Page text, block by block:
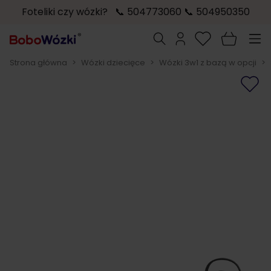
Foteliki czy wózki? 📞 504773060 📞 504950350
Szukaj
Strona główna > Wózki dziecięce > Wózki 3w1 z bazą w opcji >